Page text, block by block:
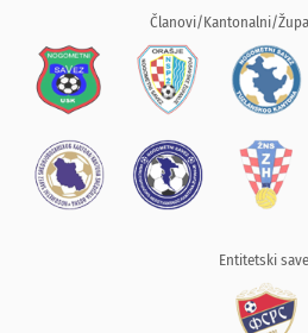
Članovi/Kantonalni/
Entitetski